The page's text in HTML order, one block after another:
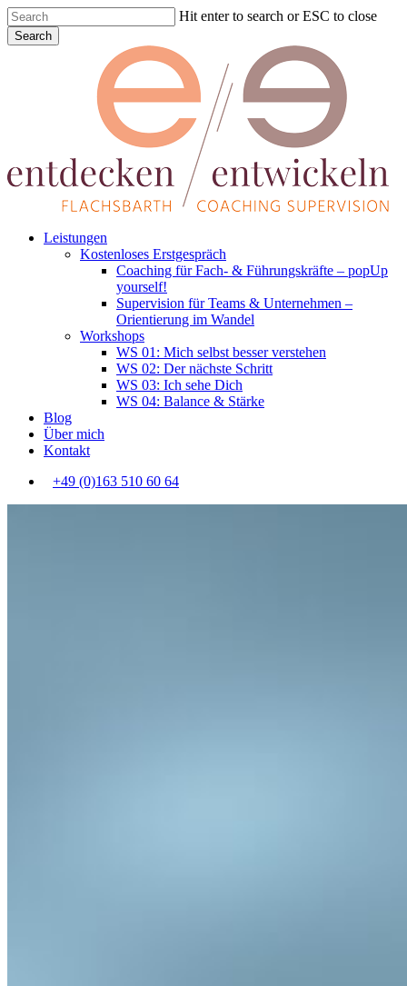
Skip
to
main
Hit enter to search or ESC to close
Search
Menu
Leistungen
Kostenloses Erstgespräch
Coaching für Fach- & Führungskräfte – popUp
yourself!
Supervision für Teams & Unternehmen –
Orientierung im Wandel
Workshops
WS 01: Mich selbst besser verstehen
WS 02: Der nächste Schritt
WS 03: Ich sehe Dich
WS 04: Balance & Stärke
Blog
Über mich
Kontakt
+49 (0)163 510 60 64